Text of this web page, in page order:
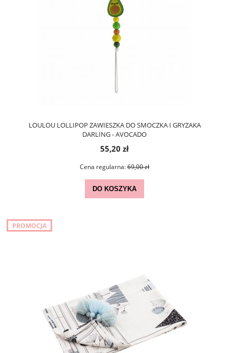
LOULOU LOLLIPOP ZAWIESZKA DO SMOCZKA I GRYZAKA
DARLING - AVOCADO
55,20 zł
Cena regularna:69,00 zł
DO KOSZYKA
PROMOCJA